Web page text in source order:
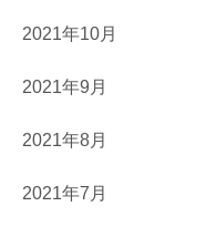
2021年10月
2021年9月
2021年8月
2021年7月